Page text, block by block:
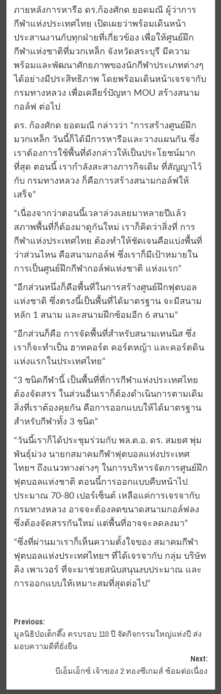
ภายหลังการหารือ ดร.ก้องศักด ยอดมณี ผู้ว่าการ
กีฬาแห่งประเทศไทย เปิดเผยว่าพร้อมเดินหน้า
ประสานงานกับทุกฝ่ายที่เกี่ยวข้อง เพื่อให้ศูนย์ฝึก
กีฬาแห่งชาติที่มวกเหล็ก จังหวัดสระบุรี มีความ
พร้อมและพัฒนาศักยภาพของนักกีฬาประเภทต่างๆ
ได้อย่างมีประสิทธิภาพ โดยพร้อมเดินหน้าเจรจากับ
กรมทางหลวง เพื่อเคลียร์ปัญหา MOU สร้างสนาม
กอล์ฟ ต่อไป
ดร. ก้องศักด ยอดมณี กล่าวว่า “การสร้างศูนย์ฝึก
มวกเหล็ก วันนี้ก็ได้มีการหารือและวางแผนกัน ซึ่ง
เราต้องการใช้พื้นที่ดังกล่าวให้เป็นประโยชน์มาก
ที่สุด ตอนนี้ เรากำลังสะสางภารกิจเดิม ที่สัญญาไว้
กับ กรมทางหลวง ก็คือการสร้างสนามกอล์ฟให้
เสร็จ”
“เนื่องจากว่าตอนนี้เวลาล่วงเลยมาหลายปีแล้ว
สภาพพื้นที่ก็ต้องมาดูกันใหม่ เราก็คิดว่าสิ่งที่ การ
กีฬาแห่งประเทศไทย ต้องทำให้ชัดเจนคือแบ่งพื้นที่
ว่าส่วนไหน คือสนามกอล์ฟ ซึ่งเราก็มีเป้าหมายใน
การเป็นศูนย์ฝึกกีฬากอล์ฟแห่งชาติ แห่งแรก”
“อีกส่วนหนึ่งก็คือพื้นที่ในการสร้างศูนย์ฝึกฟุตบอล
แห่งชาติ ซึ่งตรงนี้เป็นพื้นที่ได้มาตรฐาน จะมีสนาม
หลัก 1 สนาม และสนามฝึกซ้อมอีก 6 สนาม”
“อีกส่วนก็คือ การจัดพื้นที่สำหรับสนามเทนนิส ซึ่ง
เราก็จะทำเป็น ฮาทคอร์ต คอร์ตหญ้า และคอร์ตดิน
แห่งแรกในประเทศไทย”
“3 ชนิดกีฬานี้ เป็นพื้นที่ที่การกีฬาแห่งประเทศไทย
ต้องจัดสรร ในส่วนอื่นเราก็ต้องดำเนินการตามเดิม
สิ่งที่เราต้องคุยกัน คือการออกแบบให้ได้มาตรฐาน
สำหรับกีฬาทั้ง 3 ชนิด”
“วันนี้เราก็ได้ประชุมร่วมกับ พล.ต.อ. ดร. สมยศ พุ่ม
พันธุ์ม่วง นายกสมาคมกีฬาฟุตบอลแห่งประเทศ
ไทยฯ ถึงแนวทางต่างๆ ในการบริหารจัดการศูนย์ฝึก
ฟุตบอลแห่งชาติ ตอนนี้การออกแบบคืบหน้าไป
ประมาณ 70-80 เปอร์เซ็นต์ เหลือแค่การเจรจากับ
กรมทางหลวง อาจจะต้องลดขนาดสนามกอล์ฟลง
ซึ่งต้องจัดสรรกันใหม่ แต่พื้นที่อาจจะลดลงมา”
“ซึ่งที่ผ่านมาเราก็เห็นความตั้งใจของ สมาคมกีฬา
ฟุตบอลแห่งประเทศไทยฯ ที่ได้เจรจากับ กลุ่ม บริษัท
คิง เพาเวอร์ ที่จะมาช่วยสนับสนุนงบประมาณ และ
การออกแบบให้เหมาะสมที่สุดต่อไป”
Post
navigation
Previous:
มูลนิธิป่อเต็กตึ๊ง ครบรอบ 110 ปี จัดกิจกรรมใหญ่แห่งปี ส่ง
มอบความดีที่ยั่งยืน
Next:
บีเอ็มเอ็กซ์ เจ้าของ 2 ทองซีเกมส์ ซ้อมต่อเนื่อง